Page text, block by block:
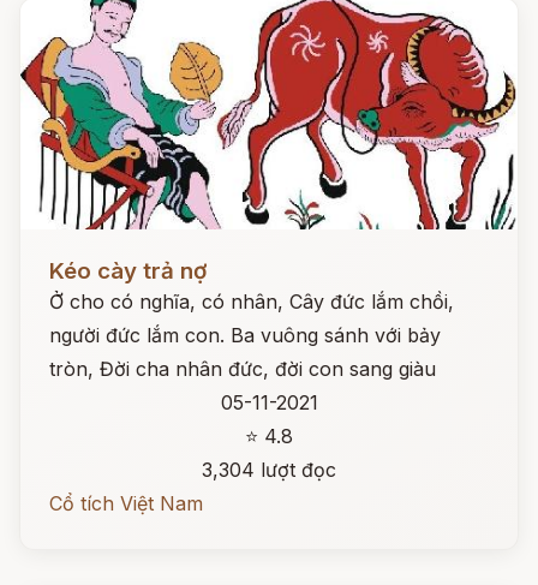
Kéo cày trả nợ
Ở cho có nghĩa, có nhân, Cây đức lắm chồi,
người đức lắm con. Ba vuông sánh với bảy
tròn, Đời cha nhân đức, đời con sang giàu
05-11-2021
⭐ 4.8
3,304 lượt đọc
Cổ tích Việt Nam